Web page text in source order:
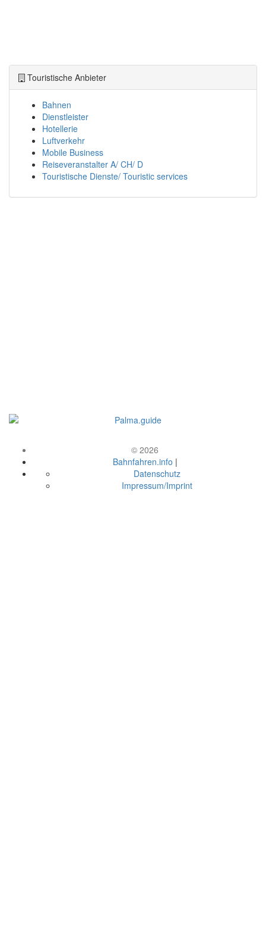
Touristische Anbieter
Bahnen
Dienstleister
Hotellerie
Luftverkehr
Mobile Business
Reiseveranstalter A/ CH/ D
Touristische Dienste/ Touristic services
© 2026
Bahnfahren.info |
Datenschutz
Impressum/Imprint